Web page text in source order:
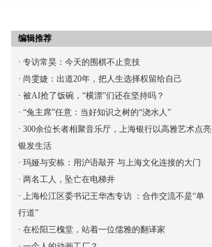
编辑推荐
· 专访常昊：今天的围棋不止竞技
· 尚雯婕：出道20年，把人生选择权留给自己
· 被AI抢了饭碗，“横漂”们还在坚持吗？
· “兔主席”任意：当好知识之树的“浇水人”
· 300余位长者相聚音乐厅，上海银行以高雅艺术点亮
银发生活
· 玛娅与安栋：用沪语敲开 与上海文化连接的大门
· 两名工人，坠亡在电梯井
· 上海松江区委书记王华杰专访 ：合作交流不是“单
行道”
· 在松阳三槐堂，站着一位儒雅的翻译家